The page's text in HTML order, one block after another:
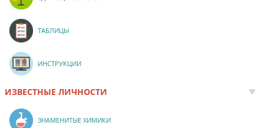
ТАБЛИЦЫ
ИНСТРУКЦИИ
ИЗВЕСТНЫЕ ЛИЧНОСТИ
ЗНАМЕНИТЫЕ ХИМИКИ